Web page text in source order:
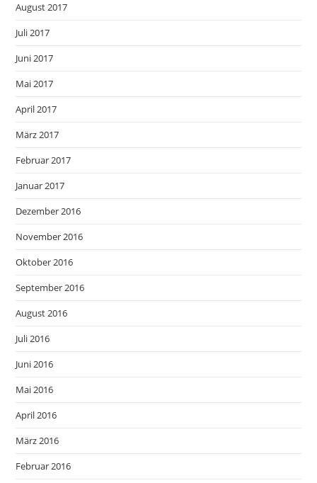
August 2017
Juli 2017
Juni 2017
Mai 2017
April 2017
März 2017
Februar 2017
Januar 2017
Dezember 2016
November 2016
Oktober 2016
September 2016
August 2016
Juli 2016
Juni 2016
Mai 2016
April 2016
März 2016
Februar 2016